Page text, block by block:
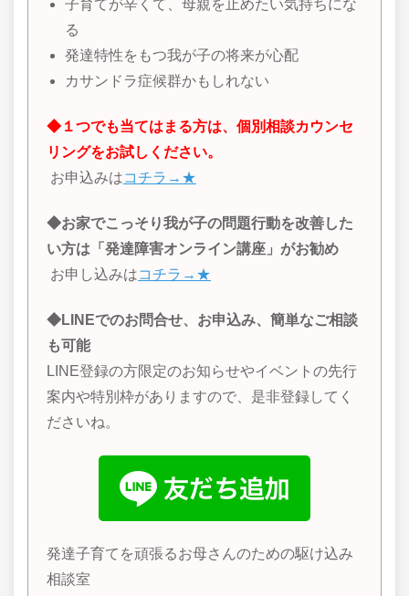
子育てが辛くて、母親を止めたい気持ちにな
る
発達特性をもつ我が子の将来が心配
カサンドラ症候群かもしれない
◆１つでも当てはまる方は、個別相談カウンセ
リングをお試しください。
お申込みはコチラ→★
◆お家でこっそり我が子の問題行動を改善した
い方は「発達障害オンライン講座」がお勧め
お申し込みはコチラ→★
◆LINEでのお問合せ、お申込み、簡単なご相談
も可能
LINE登録の方限定のお知らせやイベントの先行
案内や特別枠がありますので、是非登録してく
ださいね。
発達子育てを頑張るお母さんのための駆け込み
相談室